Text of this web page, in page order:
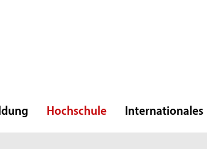
Hochschule Internationales